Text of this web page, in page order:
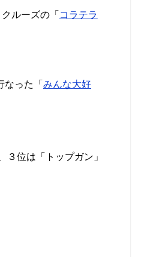
ルーズの「 コラテラ
った「 みんな大好
位は「トップガン」